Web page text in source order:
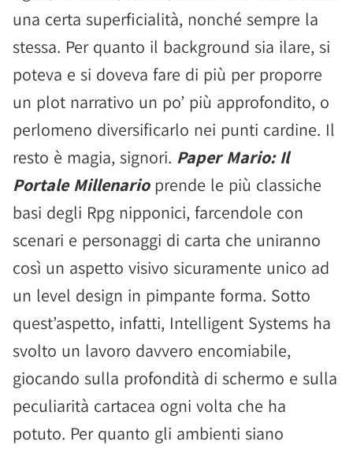
una certa superficialità, nonché sempre la
stessa. Per quanto il background sia ilare, si
poteva e si doveva fare di più per proporre
un plot narrativo un po’ più approfondito, o
perlomeno diversificarlo nei punti cardine. Il
resto è magia, signori. Paper Mario: Il
Portale Millenarioprende le più classiche
basi degli Rpg nipponici, farcendole con
scenari e personaggi di carta che uniranno
così un aspetto visivo sicuramente unico ad
un level design in pimpante forma. Sotto
quest’aspetto, infatti, Intelligent Systems ha
svolto un lavoro davvero encomiabile,
giocando sulla profondità di schermo e sulla
peculiarità cartacea ogni volta che ha
potuto. Per quanto gli ambienti siano